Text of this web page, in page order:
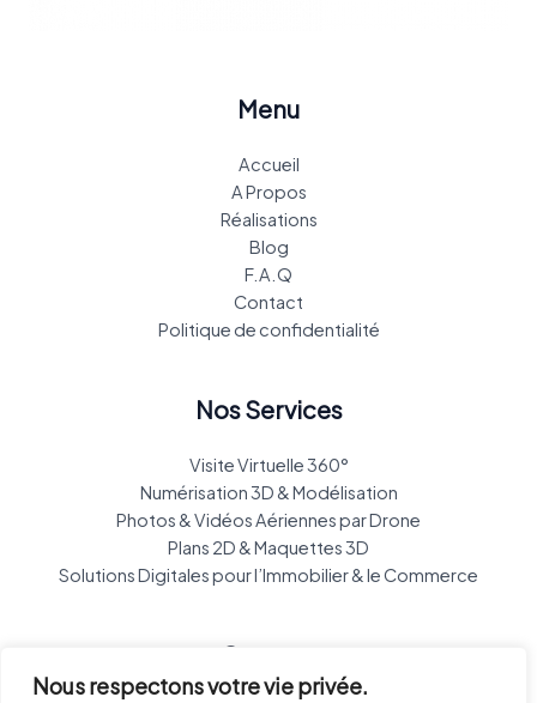
Nous respectons votre vie privée.
Menu
Accueil
A Propos
Réalisations
Blog
F.A.Q
Contact
Politique de confidentialité
Nos Services
Visite Virtuelle 360°
Numérisation 3D & Modélisation
Photos & Vidéos Aériennes par Drone
Plans 2D & Maquettes 3D
Solutions Digitales pour l’Immobilier & le Commerce
Contact